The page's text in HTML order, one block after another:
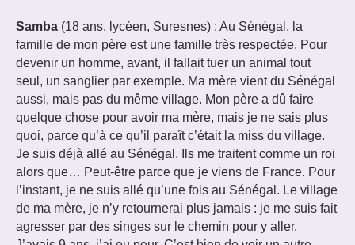
Samba (18 ans, lycéen, Suresnes) : Au Sénégal, la
famille de mon père est une famille très respectée. Pour
devenir un homme, avant, il fallait tuer un animal tout
seul, un sanglier par exemple. Ma mère vient du Sénégal
aussi, mais pas du même village. Mon père a dû faire
quelque chose pour avoir ma mère, mais je ne sais plus
quoi, parce qu’à ce qu’il paraît c’était la miss du village.
Je suis déjà allé au Sénégal. Ils me traitent comme un roi
alors que… Peut-être parce que je viens de France. Pour
l’instant, je ne suis allé qu’une fois au Sénégal. Le village
de ma mère, je n’y retournerai plus jamais : je me suis fait
agresser par des singes sur le chemin pour y aller.